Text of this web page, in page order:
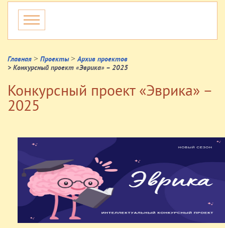
Главная > Проекты > Архив проектов
> Конкурсный проект «Эврика» – 2025
Конкурсный проект «Эврика» –
2025